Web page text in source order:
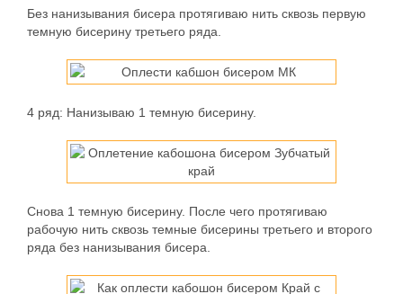
Без нанизывания бисера протягиваю нить сквозь первую
темную бисерину третьего ряда.
4 ряд: Нанизываю 1 темную бисерину.
Снова 1 темную бисерину. После чего протягиваю
рабочую нить сквозь темные бисерины третьего и второго
ряда без нанизывания бисера.